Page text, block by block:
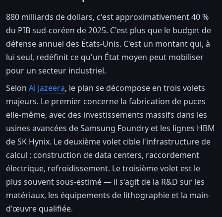
880 milliards de dollars, c'est approximativement 40 %
du PIB sud-coréen de 2025. C'est plus que le budget de
défense annuel des États-Unis. C'est un montant qui, à
lui seul, redéfinit ce qu'un État moyen peut mobiliser
pour un secteur industriel.
Selon Al Jazeera, le plan se décompose en trois volets
majeurs. Le premier concerne la fabrication de puces
elle-même, avec des investissements massifs dans les
usines avancées de Samsung Foundry et les lignes HBM
de SK Hynix. Le deuxième volet cible l'infrastructure de
calcul : construction de data centers, raccordement
électrique, refroidissement. Le troisième volet est le
plus souvent sous-estimé — il s'agit de la R&D sur les
matériaux, les équipements de lithographie et la main-
d'œuvre qualifiée.